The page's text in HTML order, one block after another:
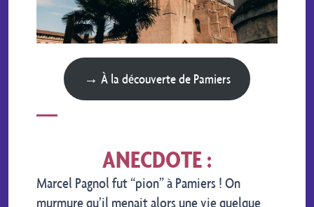
→ À la découverte de Pamiers
ANECDOTE :
Marcel Pagnol fut “pion” à Pamiers ! On
murmure qu’il menait alors une vie quelque